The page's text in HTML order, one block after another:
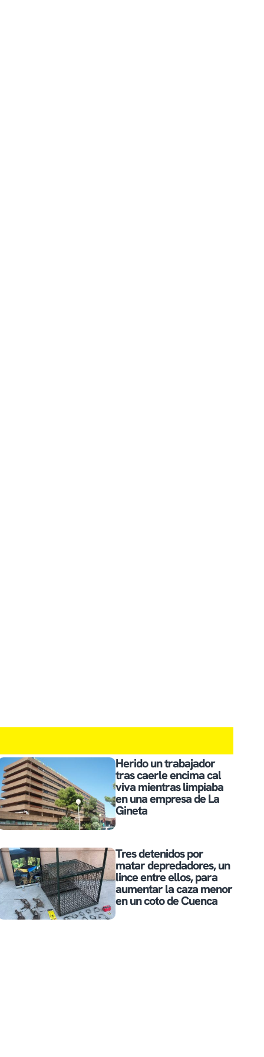
Herido un trabajador
tras caerle encima cal
viva mientras limpiaba
en una empresa de La
Gineta
Tres detenidos por
matar depredadores, un
lince entre ellos, para
aumentar la caza menor
en un coto de Cuenca